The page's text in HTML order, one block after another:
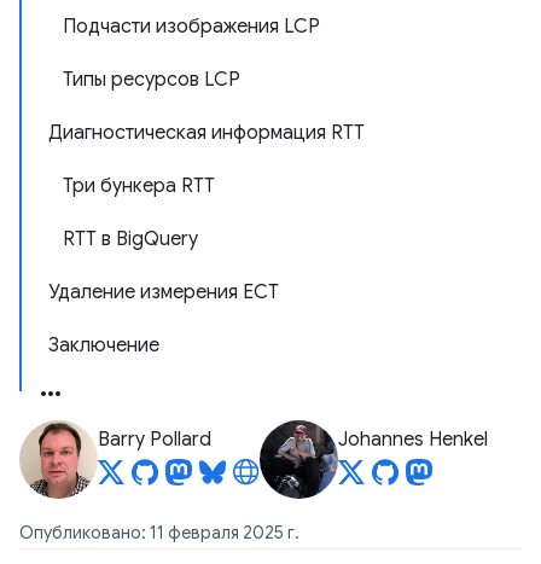
Подчасти изображения LCP
Типы ресурсов LCP
Диагностическая информация RTT
Три бункера RTT
RTT в BigQuery
Удаление измерения ECT
Заключение
Barry Pollard Johannes Henkel
Опубликовано: 11 февраля 2025 г.